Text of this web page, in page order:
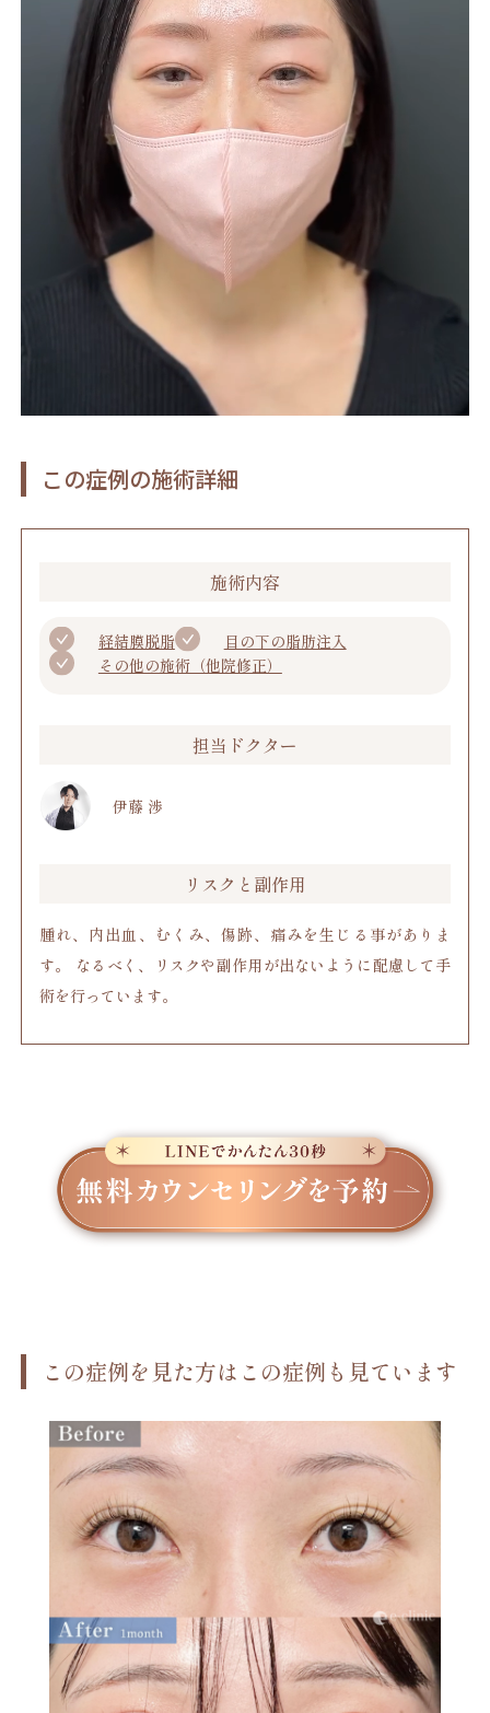
この症例の施術詳細
施術内容
経結膜脱脂
目の下の脂肪注入
その他の施術（他院修正）
担当ドクター
伊藤 渉
リスクと副作用
腫れ、内出血、むくみ、傷跡、痛みを生じる事がありま
す。 なるべく、リスクや副作用が出ないように配慮して手
術を行っています。
この症例を見た方はこの症例も見ています